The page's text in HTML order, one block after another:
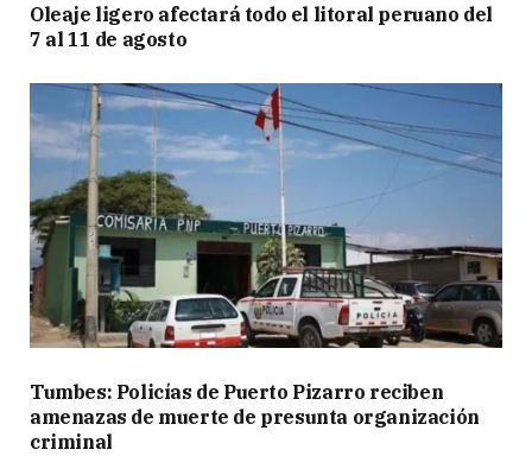
Oleaje ligero afectará todo el litoral peruano del
7 al 11 de agosto
Tumbes: Policías de Puerto Pizarro reciben
amenazas de muerte de presunta organización
criminal